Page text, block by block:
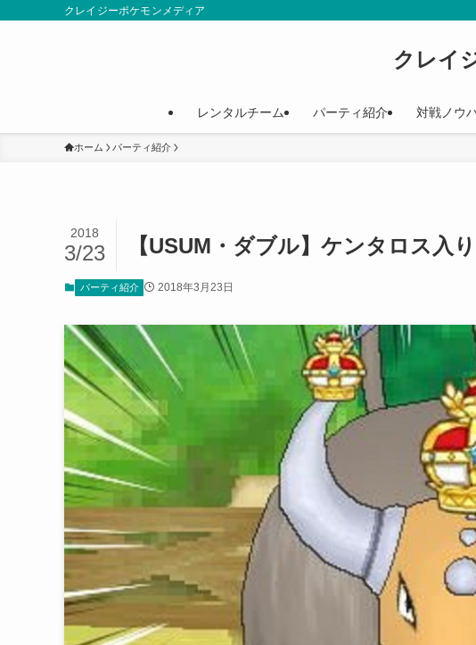
クレイジーポケモンメディア
クレイ
レンタルチーム パーティ紹介 対戦ノウ
ホーム パーティ紹介
【USUM・ダブル】ケンタロス入
2018
3/23
パーティ紹介 2018年3月23日